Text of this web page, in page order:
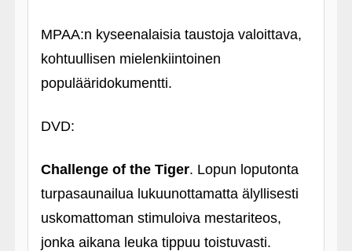
MPAA:n kyseenalaisia taustoja valoittava,
kohtuullisen mielenkiintoinen
populääridokumentti.
DVD:
Challenge of the Tiger. Lopun loputonta
turpasaunailua lukuunottamatta älyllisesti
uskomattoman stimuloiva mestariteos,
jonka aikana leuka tippuu toistuvasti.